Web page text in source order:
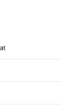
suprafata
care poate fi